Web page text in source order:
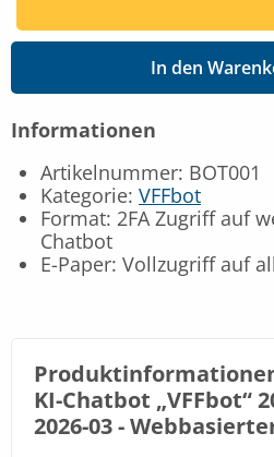
In den
Informationen
Artikelnummer: BOT001
Kategorie: VFFbot
Format: 2FA Zugriff auf
Chatbot
E-Paper: Vollzugriff auf
KI-Chatbot „VFFbot“
2026-03 -